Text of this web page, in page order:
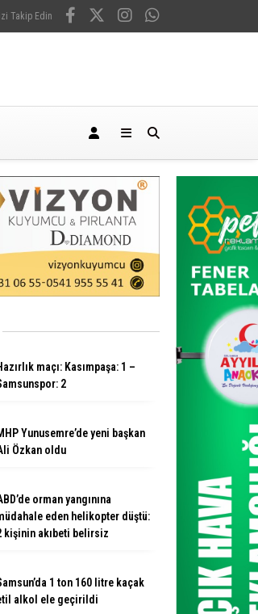
Takip Edin
maçı: Kasımpaşa: 1 –
2
Yunusemre’de yeni başkan
Özkan oldu
orman yangınına
eden helikopter düştü:
kişinin akıbeti belirsiz
1 ton 160 litre kaçak
alkol ele geçirildi